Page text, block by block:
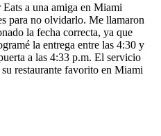
a una amiga en Miami
para no olvidarlo. Me llamaron
la fecha correcta, ya que
la entrega entre las 4:30 y
a las 4:33 p.m. El servicio
restaurante favorito en Miami